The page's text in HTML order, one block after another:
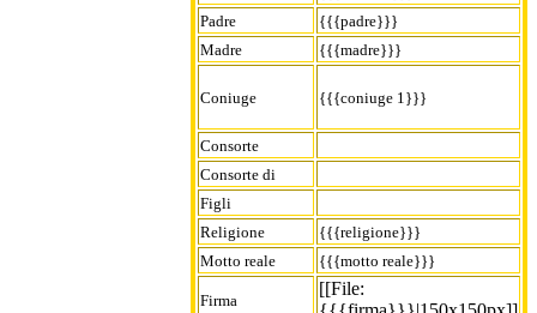
Padre
{{{padre}}}
Madre
{{{madre}}}
Coniuge {{{coniuge 1}}}
Consorte
Consorte di
Figli
Religione
{{{religione}}}
Motto reale
{{{motto reale}}}
Firma
[[File: